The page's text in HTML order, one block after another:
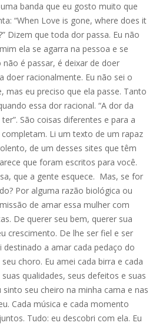
banda que eu gosto muito que
“When Love is gone, where does it
Dizem que toda dor passa. Eu não
ela se agarra na pessoa e se
é passar, é deixar de doer
doer racionalmente. Eu não sei o
mas eu preciso que ela passe. Tanto
essa dor racional. “A dor da
São coisas diferentes e para a
Li um texto de um rapaz
de um desses sites que têm
que foram escritos para você.
que a gente esquece. Mas, se for
Por alguma razão biológica ou
de amar essa mulher com
De querer seu bem, querer sua
crescimento. De lhe ser fiel e ser
destinado a amar cada pedaço do
choro. Eu amei cada birra e cada
qualidades, seus defeitos e suas
sinto seu cheiro na minha cama e nas
Cada música e cada momento
Tudo: eu descobri com ela. Eu